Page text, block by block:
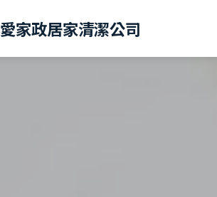
愛家政居家清潔公司